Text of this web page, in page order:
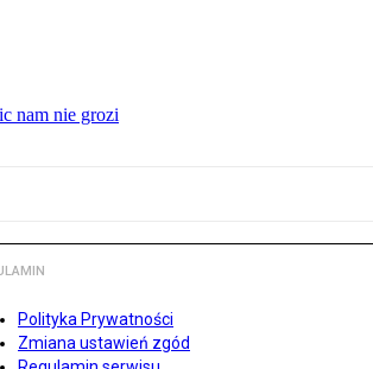
nam nie grozi
Polityka Prywatności
Zmiana ustawień zgód